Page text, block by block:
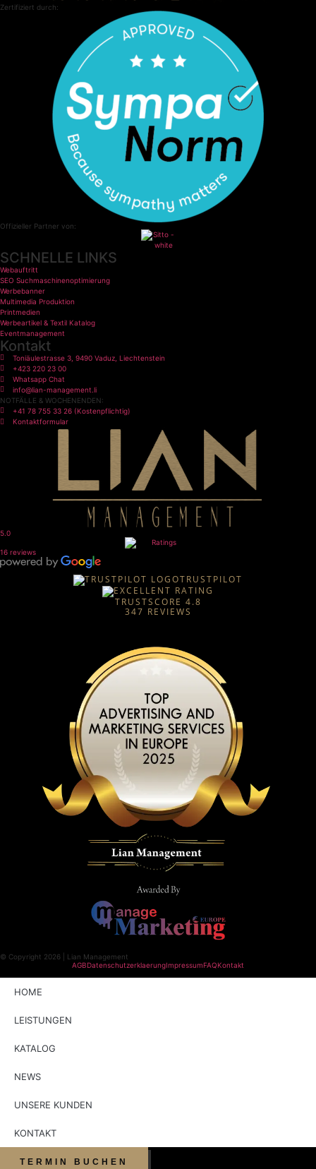
Zertifiziert durch:
Offizieller Partner von:
SCHNELLE LINKS
Webauftritt
SEO Suchmaschinenoptimierung
Werbebanner
Multimedia Produktion
Printmedien
Werbeartikel & Textil Katalog
Eventmanagement
Kontakt
Toniäulestrasse 3, 9490 Vaduz, Liechtenstein
+423 220 23 00
Whatsapp Chat
info@lian-management.li
NOTFÄLLE & WOCHENENDEN:
+41 78 755 33 26 (Kostenpflichtig)
Kontaktformular
5.0
16 reviews
TRUSTPILOT
TRUSTSCORE 4.8
347 REVIEWS
© Copyright 2026 | Lian Management
AGBDatenschutzerklaerungImpressumFAQKontakt
HOME
LEISTUNGEN
KATALOG
NEWS
UNSERE KUNDEN
KONTAKT
TERMIN BUCHEN